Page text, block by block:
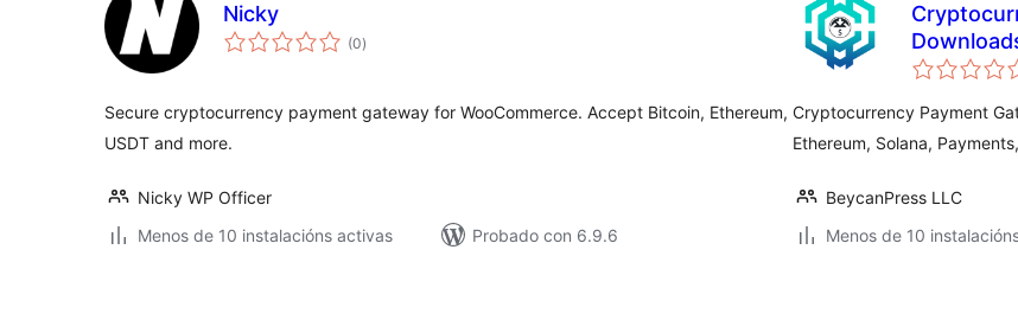
Nicky
(0valoracións
totais
)
Secure cryptocurrency payment gateway for WooCommerce. Accept Bitcoin, Ethereum,
USDT and more.
Nicky WP Officer
Menos de 10 instalacións activas
Probado con 6.9.6
Cryptocurrency Payment
Ethereum, Solana,
BeycanPress LLC
Menos de 10